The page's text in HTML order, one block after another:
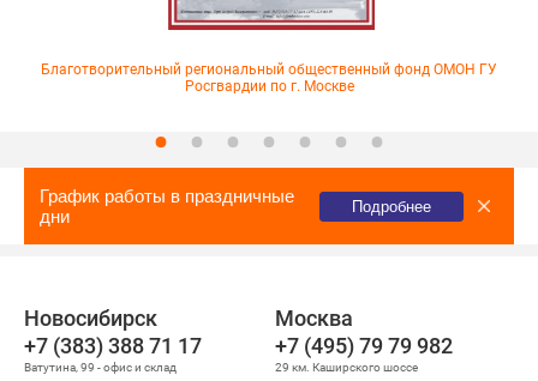
Благотворительный региональный общественный фонд ОМОН ГУ
Росгвардии по г. Москве
График работы в праздничные
дни
Подробнее
Новосибирск
+7 (383) 388 71 17
Ватутина, 99 - офис и склад
Москва
+7 (495) 79 79 982
29 км. Каширского шоссе